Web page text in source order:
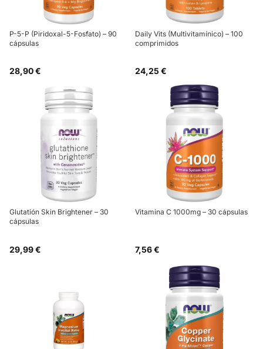
P-5-P (Piridoxal-5-Fosfato) – 90
cápsulas
28,90 €
Daily Vits (Multivitamínico) – 100
comprimidos
24,25 €
Glutatión Skin Brightener – 30
cápsulas
29,99 €
Vitamina C 1000mg – 30 cápsulas
7,56 €